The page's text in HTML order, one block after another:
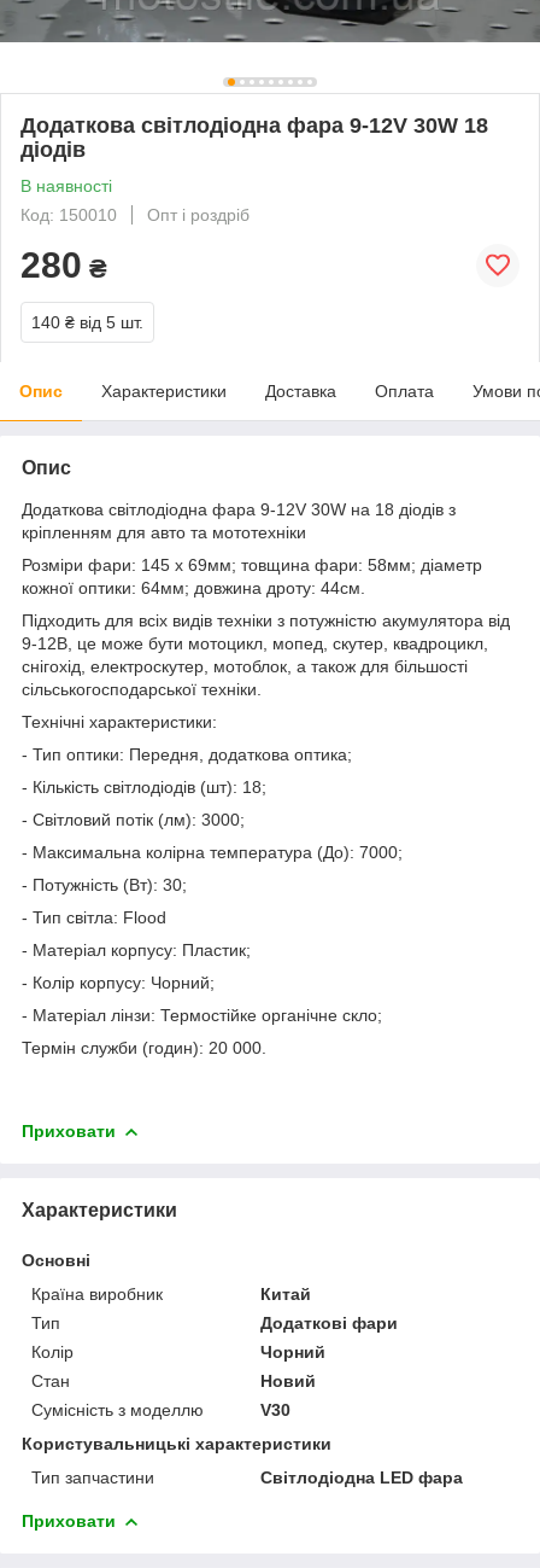
Додаткова світлодіодна фара 9-12V 30W 18
діодів
В наявності
Код: 150010
Опт і роздріб
280 ₴
140 ₴ від 5 шт.
Опис Характеристики Доставка Оплата Умови
Опис
Додаткова світлодіодна фара 9-12V 30W на 18 діодів з
кріпленням для авто та мототехніки
Розміри фари: 145 х 69мм; товщина фари: 58мм; діаметр
кожної оптики: 64мм; довжина дроту: 44см.
Підходить для всіх видів техніки з потужністю акумулятора від
9-12В, це може бути мотоцикл, мопед, скутер, квадроцикл,
снігохід, електроскутер, мотоблок, а також для більшості
сільськогосподарської техніки.
Технічні характеристики:
- Тип оптики: Передня, додаткова оптика;
- Кількість світлодіодів (шт): 18;
- Світловий потік (лм): 3000;
- Максимальна колірна температура (До): 7000;
- Потужність (Вт): 30;
- Тип світла: Flood
- Матеріал корпусу: Пластик;
- Колір корпусу: Чорний;
- Матеріал лінзи: Термостійке органічне скло;
Термін служби (годин): 20 000.
Приховати
Характеристики
Основні
Країна виробник
Китай
Тип
Додаткові фари
Колір
Чорний
Стан
Новий
Сумісність з моделлю
V30
Користувальницькі характеристики
Тип запчастини
Світлодіодна LED фара
Приховати